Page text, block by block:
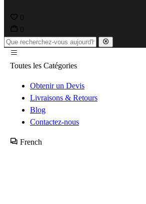
0
0
Toutes les Catégories
Obtenir un Devis
Livraisons & Retours
Blog
Contactez-nous
French